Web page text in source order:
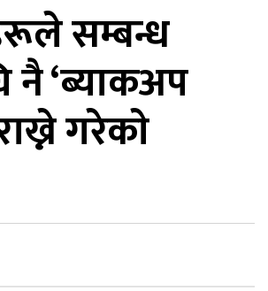
सम्बन्ध
नै ‘ब्याकअप
गरेकाे